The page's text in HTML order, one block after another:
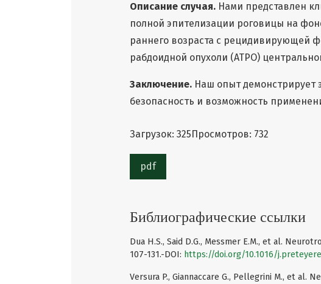
Описание случая. Нами представлен
полной эпителизации роговицы на
раннего возраста с рецидивирующей
рабдоидной опухоли (АТРО)
Заключение. Наш опыт демонстрирует
безопасность и возможность
Загрузок: 325 Просмотров: 732
pdf
Библиографические ссылки
Dua H.S., Said D.G., Messmer E.M., et al.
107-131.-DOI: https://doi.org/10.1016/
Versura P., Giannaccare G., Pellegrini M., et al.